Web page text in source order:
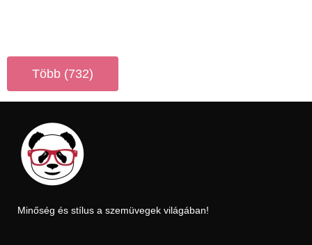
Több (732)
Minőség és stílus a szemüvegek világában!